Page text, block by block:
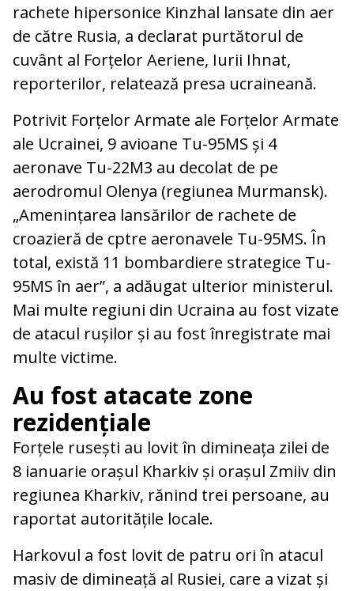
rachete hipersonice Kinzhal lansate din aer
de către Rusia, a declarat purtătorul de
cuvânt al Forțelor Aeriene, Iurii Ihnat,
reporterilor, relatează presa ucraineană.
Potrivit Forțelor Armate ale Forțelor Armate
ale Ucrainei, 9 avioane Tu-95MS și 4
aeronave Tu-22M3 au decolat de pe
aerodromul Olenya (regiunea Murmansk).
„Amenințarea lansărilor de rachete de
croazieră de cptre aeronavele Tu-95MS. În
total, există 11 bombardiere strategice Tu-
95MS în aer”, a adăugat ulterior ministerul.
Mai multe regiuni din Ucraina au fost vizate
de atacul rușilor și au fost înregistrate mai
multe victime.
Au fost atacate zone
rezidențiale
Forțele rusești au lovit în dimineața zilei de
8 ianuarie orașul Kharkiv și orașul Zmiiv din
regiunea Kharkiv, rănind trei persoane, au
raportat autoritățile locale.
Harkovul a fost lovit de patru ori în atacul
masiv de dimineață al Rusiei, care a vizat și